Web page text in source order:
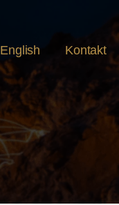
English Kontakt